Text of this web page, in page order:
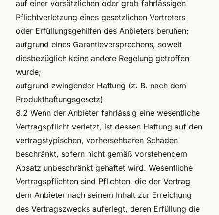
auf einer vorsätzlichen oder grob fahrlässigen
Pflichtverletzung eines gesetzlichen Vertreters
oder Erfüllungsgehilfen des Anbieters beruhen;
aufgrund eines Garantieversprechens, soweit
diesbezüglich keine andere Regelung getroffen
wurde;
aufgrund zwingender Haftung (z. B. nach dem
Produkthaftungsgesetz)
8.2 Wenn der Anbieter fahrlässig eine wesentliche
Vertragspflicht verletzt, ist dessen Haftung auf den
vertragstypischen, vorhersehbaren Schaden
beschränkt, sofern nicht gemäß vorstehendem
Absatz unbeschränkt gehaftet wird. Wesentliche
Vertragspflichten sind Pflichten, die der Vertrag
dem Anbieter nach seinem Inhalt zur Erreichung
des Vertragszwecks auferlegt, deren Erfüllung die